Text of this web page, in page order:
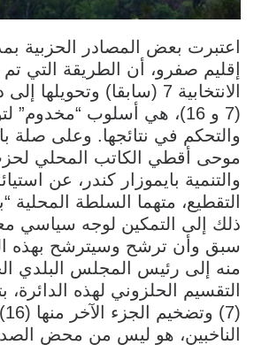
اعتبرت بعض المصادر الحزبية
إقليم صفرو، أن الطريقة التي تم
الانتخابية 7 (سابقا)
(7 و 16)، هي أسلوب “مخدوم”
والتحكم في نتائجها. وعلى صلة
موحى أقطي الكاتب المحلي
والتنمية بايموزار كندر، عن
التقطيع، متهما السلطة
ذلك إلى التمكين لوجه سياسي
سبق وأن ترشح وسيترشح بهذه
منه إلى رئيس المجلس البلدي
التقسيم الحلزوني لهذه الدائرة،
الناخبين، هو ليس من محض